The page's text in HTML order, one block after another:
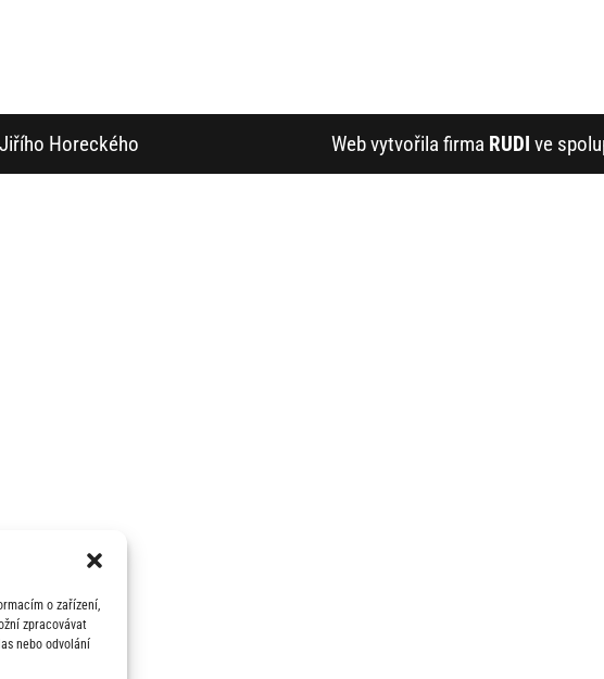
o zařízení,
zpracovávat
nebo odvolání
Horeckého Web vytvořila firma RUDI ve